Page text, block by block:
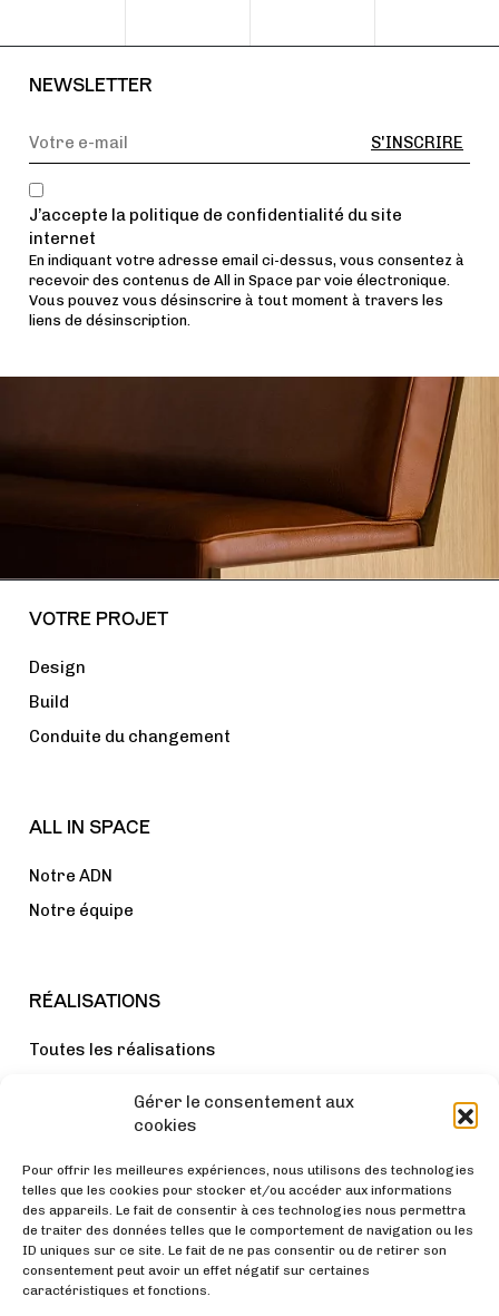
Gérer le consentement aux
cookies
Pour offrir les meilleures expériences, nous utilisons des technologies
telles que les cookies pour stocker et/ou accéder aux informations
des appareils. Le fait de consentir à ces technologies nous permettra
de traiter des données telles que le comportement de navigation ou les
ID uniques sur ce site. Le fait de ne pas consentir ou de retirer son
consentement peut avoir un effet négatif sur certaines
caractéristiques et fonctions.
NEWSLETTER
J’accepte la politique de confidentialité du site
internet
En indiquant votre adresse email ci-dessus, vous consentez à
recevoir des contenus de All in Space par voie électronique.
Vous pouvez vous désinscrire à tout moment à travers les
liens de désinscription.
VOTRE PROJET
Design
Build
Conduite du changement
ALL IN SPACE
Notre ADN
Notre équipe
RÉALISATIONS
Toutes les réalisations
Autres
AUTRES